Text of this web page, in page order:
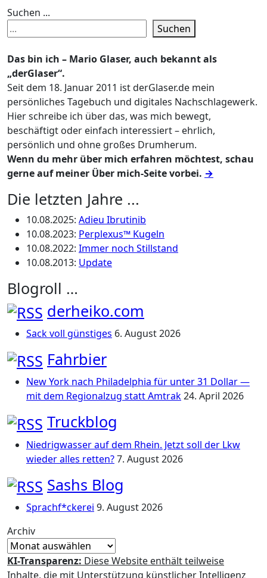
Suchen ...
Suchen
Das bin ich – Mario Glaser, auch bekannt als
„derGlaser“.
Seit dem 18. Januar 2011 ist derGlaser.de mein
persönliches Tagebuch und digitales Nachschlagewerk.
Hier schreibe ich über das, was mich bewegt,
beschäftigt oder einfach interessiert – ehrlich,
persönlich und ohne großes Drumherum.
Wenn du mehr über mich erfahren möchtest, schau
gerne auf meiner Über mich-Seite vorbei. →
Die letzten Jahre ...
10.08.2025: Adieu Ibrutinib
10.08.2023: Perplexus™ Kugeln
10.08.2022: Immer noch Stillstand
10.08.2013: Update
Blogroll …
derheiko.com
Sack voll günstiges 6. August 2026
Fahrbier
New York nach Philadelphia für unter 31 Dollar —
mit dem Regionalzug statt Amtrak24. April 2026
Truckblog
Niedrigwasser auf dem Rhein. Jetzt soll der Lkw
wieder alles retten?7. August 2026
Sashs Blog
Sprachf*ckerei 9. August 2026
Archiv
KI-Transparenz: Diese Website enthält teilweise
Inhalte, die mit Unterstützung künstlicher Intelligenz